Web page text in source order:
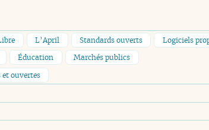
L’April Standards ouverts Logiciels
Éducation
Marchés publics
et ouvertes